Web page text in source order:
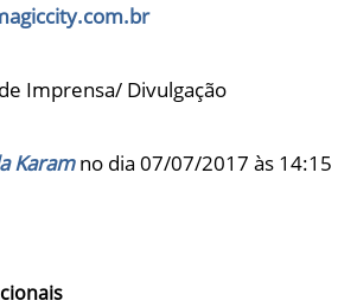
Imprensa/ Divulgação
Karamno dia 07/07/2017 às 14:15